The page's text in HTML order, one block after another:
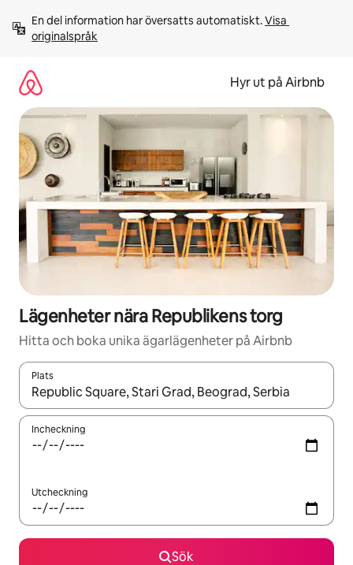
innehåll
En del information har översatts automatiskt. Visa
originalspråk
Hyr ut på Airbnb
Lägenheter nära Republikens torg
Hitta och boka unika ägarlägenheter på Airbnb
Plats
När resultaten är tillgängliga kan du navigera med upp- och
Incheckning
Utcheckning
Sök